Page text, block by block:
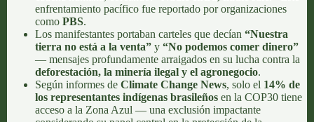
enfrentamiento pacífico fue reportado por organizaciones
como PBS.
Los manifestantes portaban carteles que decían “Nuestra
tierra no está a la venta” y “No podemos comer dinero”
— mensajes profundamente arraigados en su lucha contra la
deforestación, la minería ilegal y el agronegocio.
Según informes de Climate Change News, solo el 14% de
los representantes indígenas brasileños en la COP30 tiene
acceso a la Zona Azul — una exclusión impactante